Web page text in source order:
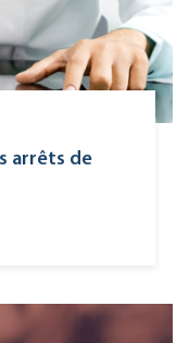
arrêts de